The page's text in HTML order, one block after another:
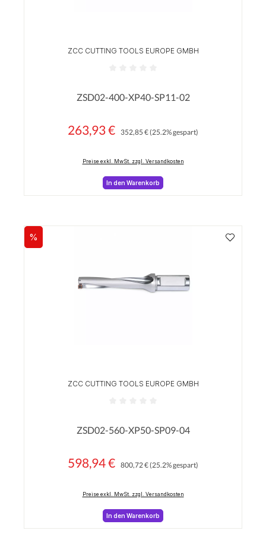
ZCC CUTTING TOOLS EUROPE GMBH
ZSD02-400-XP40-SP11-02
Verkaufspreis:
263,93 € 352,85 €(25.2% gespart)
Preise exkl. MwSt. zzgl. Versandkosten
In den Warenkorb
Rabatt
%
ZCC CUTTING TOOLS EUROPE GMBH
ZSD02-560-XP50-SP09-04
Verkaufspreis:
598,94 € 800,72 €(25.2% gespart)
Preise exkl. MwSt. zzgl. Versandkosten
In den Warenkorb